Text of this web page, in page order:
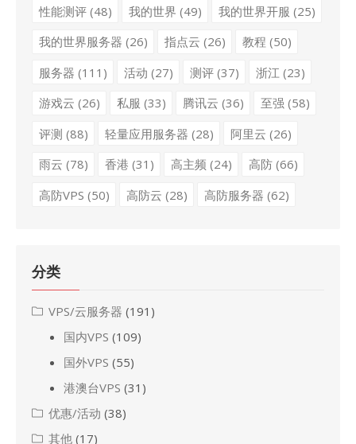
性能测评(48) 我的世界 (49) 我的世界开服 (25)
我的世界服务器 (26) 指点云 (26) 教程 (50)
服务器 (111) 活动 (27) 测评(37) 浙江 (23)
游戏云 (26) 私服 (33) 腾讯云 (36) 至强 (58)
评测 (88) 轻量应用服务器 (28) 阿里云 (26)
雨云 (78) 香港 (31) 高主频 (24) 高防(66)
高防VPS (50) 高防云 (28) 高防服务器 (62)
分类
VPS/云服务器 (191)
国内VPS (109)
国外VPS (55)
港澳台VPS (31)
优惠/活动 (38)
其他 (17)